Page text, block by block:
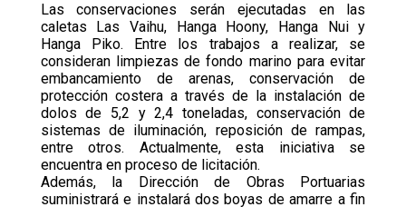
Las conservaciones serán ejecutadas en las
caletas Las Vaihu, Hanga Hoony, Hanga Nui y
Hanga Piko. Entre los trabajos a realizar, se
consideran limpiezas de fondo marino para evitar
embancamiento de arenas, conservación de
protección costera a través de la instalación de
dolos de 5,2 y 2,4 toneladas, conservación de
sistemas de iluminación, reposición de rampas,
entre otros. Actualmente, esta iniciativa se
encuentra en proceso de licitación.
Además, la Dirección de Obras Portuarias
suministrará e instalará dos boyas de amarre a fin